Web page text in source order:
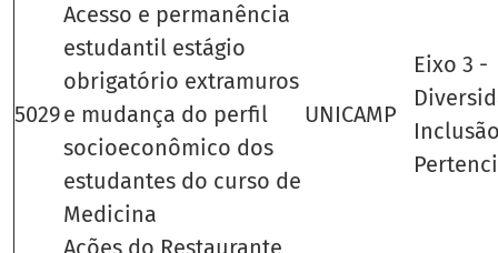
5029
Acesso e permanência
estudantil estágio
obrigatório extramuros
e mudança do perfil
socioeconômico dos
estudantes do curso de
Medicina
UNICAMP
Eixo 3 -
Ações do Restaurante